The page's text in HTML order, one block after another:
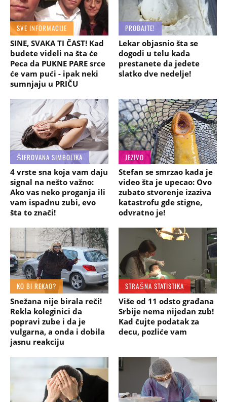
SVE INFORMACIJE
SINE, SVAKA TI ČAST! Kad
budete videli na šta će
Peca da PUKNE PARE srce
će vam pući - ipak neki
sumnjaju u PRIČU
PROBAJTE!
Lekar objasnio šta se
dogodi u telu kada
prestanete da jedete
slatko dve nedelje!
ŠIFROVANA SIMBOLIKA
4 vrste sna koja vam daju
signal na nešto važno:
Ako vas neko proganja ili
vam ispadnu zubi, evo
šta to znači!
JEZIVO
Stefan se smrzao kada je
video šta je upecao: Ovo
zubato stvorenje izaziva
katastrofu gde stigne,
odvratno je!
KO BI REKAO?
Snežana nije birala reči!
Rekla koleginici da
popravi zube i da je
vulgarna, a onda i dobila
jasnu reakciju
STRAŠNA STATISTIKA
Više od 11 odsto građana
Srbije nema nijedan zub!
Kad čujte podatak za
decu, pozliće vam